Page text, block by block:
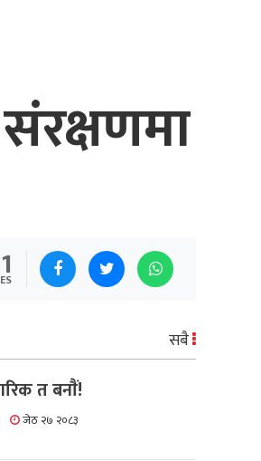
सबै
त बनाैं!
जेठ २७ २०८३